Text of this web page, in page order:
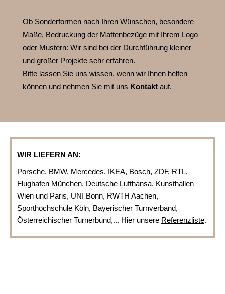
Ob Sonderformen nach Ihren Wünschen, besondere
Maße, Bedruckung der Mattenbezüge mit Ihrem Logo
oder Mustern: Wir sind bei der Durchführung kleiner
und großer Projekte sehr erfahren.
Bitte lassen Sie uns wissen, wenn wir Ihnen helfen
können und nehmen Sie mit uns Kontaktauf.
WIR LIEFERN AN:
Porsche, BMW, Mercedes, IKEA, Bosch, ZDF, RTL,
Flughafen München, Deutsche Lufthansa, Kunsthallen
Wien und Paris, UNI Bonn, RWTH Aachen,
Sporthochschule Köln, Bayerischer Turnverband,
Österreichischer Turnerbund,... Hier unsere Referenzliste.